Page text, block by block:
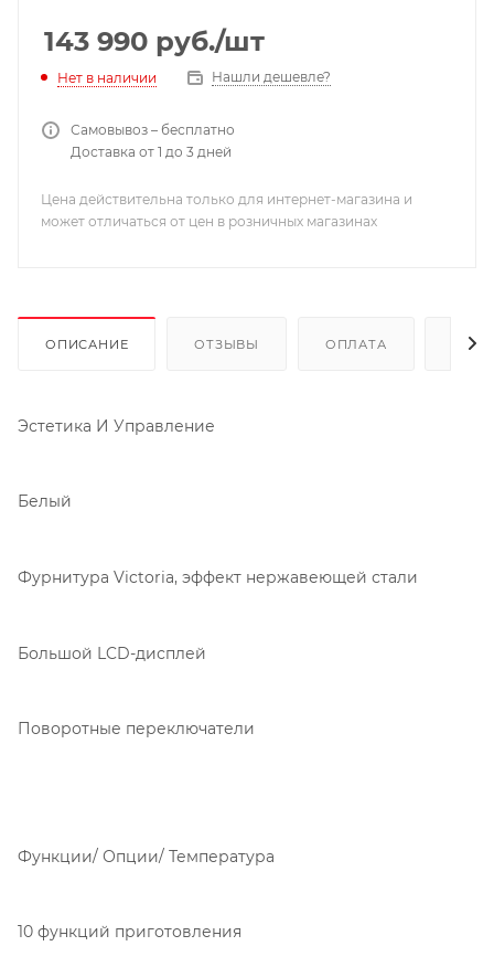
143 990 руб./шт
Нет в наличии Нашли дешевле?
Самовывоз – бесплатно
Доставка от 1 до 3 дней
Цена действительна только для интернет-магазина и
может отличаться от цен в розничных магазинах
ОПИСАНИЕ ОТЗЫВЫ ОПЛАТА
Эстетика И Управление
Белый
Фурнитура Victoria, эффект нержавеющей стали
Большой LCD-дисплей
Поворотные переключатели
Функции/ Опции/ Температура
10 функций приготовления